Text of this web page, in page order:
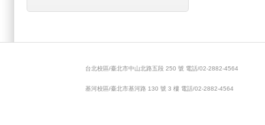
台北校區/臺北市中山北路五段 250 號 電話/02-2882-4564
基河校區/臺北市基河路 130 號 3 樓 電話/02-2882-4564